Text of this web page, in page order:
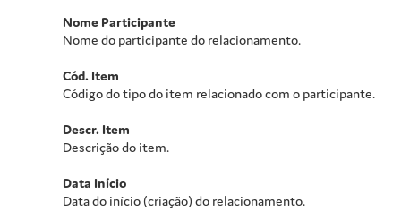
Nome Participante
Nome do participante do relacionamento.
Cód. Item
Código do tipo do item relacionado com o participante.
Descr. Item
Descrição do item.
Data Início
Data do início (criação) do relacionamento.